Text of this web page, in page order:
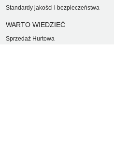
Standardy jakości i bezpieczeństwa
WARTO WIEDZIEĆ
Sprzedaż Hurtowa